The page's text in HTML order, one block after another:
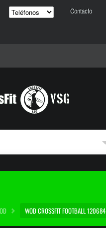
Contacto
WOD CROSSFIT FOOTBALL 120684